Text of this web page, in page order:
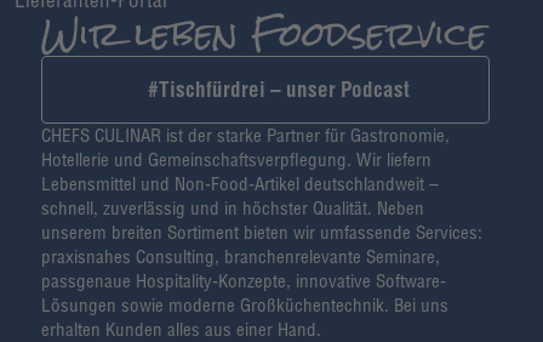
#Tischfürdrei – unser Podcast
CHEFS CULINAR ist der starke Partner für Gastronomie,
Hotellerie und Gemeinschaftsverpflegung. Wir liefern
Lebensmittel und Non-Food-Artikel deutschlandweit –
schnell, zuverlässig und in höchster Qualität. Neben
unserem breiten Sortiment bieten wir umfassende Services:
praxisnahes Consulting, branchenrelevante Seminare,
passgenaue Hospitality-Konzepte, innovative Software-
Lösungen sowie moderne Großküchentechnik. Bei uns
erhalten Kunden alles aus einer Hand.